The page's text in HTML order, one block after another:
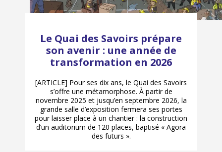
Le Quai des Savoirs prépare
son avenir : une année de
transformation en 2026
[ARTICLE] Pour ses dix ans, le Quai des Savoirs
s’offre une métamorphose. À partir de
novembre 2025 et jusqu’en septembre 2026, la
grande salle d’exposition fermera ses portes
pour laisser place à un chantier : la construction
d’un auditorium de 120 places, baptisé « Agora
des futurs ».